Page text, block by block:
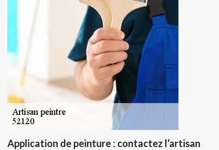
Application de peinture : contactez l’artisan